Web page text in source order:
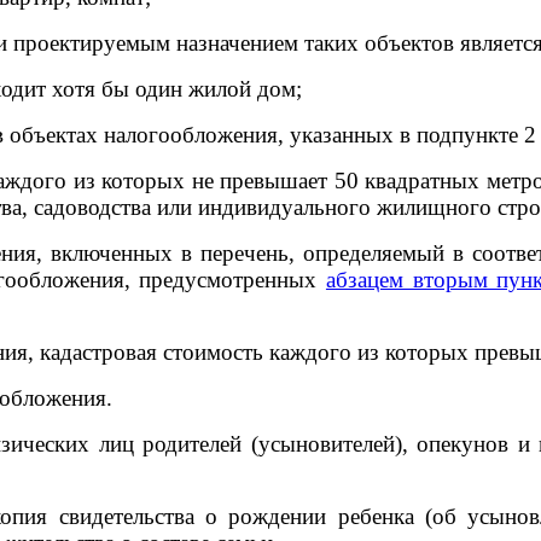
проектируемым назначением таких объектов
хотя бы один жилой дом;
налогообложения, указанных в подпункте
из которых не превышает 50 квадратных
садоводства или индивидуального жилищного
включенных в перечень, определяемый в
предусмотренных абзацем вторым
кадастровая стоимость каждого из которых
лиц родителей (усыновителей), опекунов и
свидетельства о рождении ребенка (об